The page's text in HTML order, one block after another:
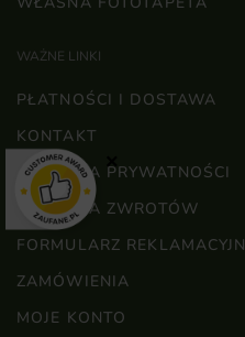
WAŻNE LINKI
PŁATNOŚCI I DOSTAWA
KONTAKT
POLITYKA PRYWATNOŚCI
POLITYKA ZWROTÓW
FORMULARZ
ZAMÓWIENIA
MOJE KONTO
×